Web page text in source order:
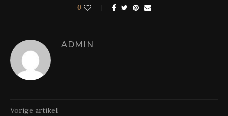
0
ADMIN
Vorige artikel